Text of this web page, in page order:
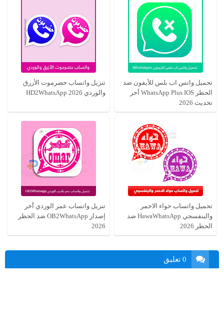
تحميل واتس اب بلس للأيفون ضد
الحظر WhatsApp Plus IOS أخر
تحديث 2026
تنزيل واتساب حضرموت الأزرق
والوردي HD2WhatsApp 2026
تحميل واتساب حواء الاحمر
والبنفسجي HawaWhatsApp ضد
الحظر 2026
تنزيل واتساب عمر الوردي أخر
إصدار OB2WhatsApp ضد الحظر
2026
0 تعليق